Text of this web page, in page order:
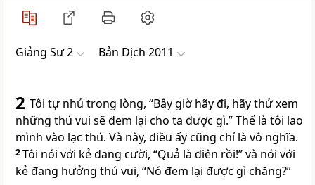
Giảng Sư 2 Bản Dịch 2011
2 Tôi tự nhủ trong lòng, “Bây giờ hãy đi, hãy thử xem
những thú vui sẽ đem lại cho ta được gì.” Thế là tôi lao
mình vào lạc thú. Và này, điều ấy cũng chỉ là vô nghĩa.
2Tôi nói với kẻ đang cười, “Quả là điên rồi!” và nói với
kẻ đang hưởng thú vui, “Nó đem lại được gì chăng?”